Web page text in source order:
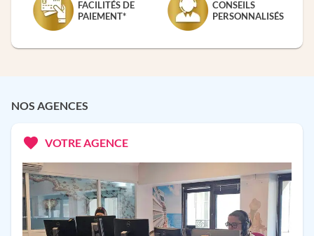
FACILITÉS DE
PAIEMENT*
CONSEILS
PERSONNALISÉS
NOS AGENCES
VOTRE AGENCE